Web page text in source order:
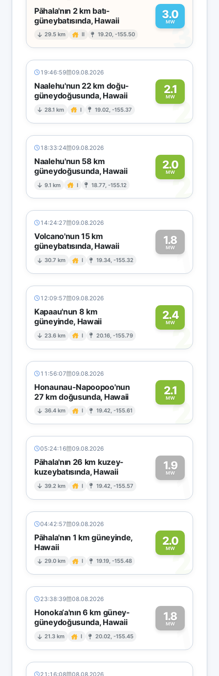
Pāhala'nın 2 km batı-
güneybatısında, Hawaii
29.5 km II 19.20, -155.50
3.0
MW
3
19:46:59 09.08.2026
Naalehu'nun 22 km doğu-
güneydoğusunda, Hawaii
28.1 km I 19.02, -155.37
2.1
MW
2
18:33:24 09.08.2026
Naalehu'nun 58 km
güneydoğusunda, Hawaii
9.1 km I 18.77, -155.12
2.0
MW2
14:24:27 09.08.2026
Volcano'nun 15 km
güneybatısında, Hawaii
30.7 km I 19.34, -155.32
1.8
MW1
12:09:57 09.08.2026
Kapaau'nun 8 km
güneyinde, Hawaii
23.6 km I 20.16, -155.79
2.4
MW2
11:56:07 09.08.2026
Honaunau-Napoopoo'nun
27 km doğusunda, Hawaii
36.4 km I 19.42, -155.61
2.1
MW2
05:24:16 09.08.2026
Pāhala'nın 26 km kuzey-
kuzeybatısında, Hawaii
39.2 km I 19.42, -155.57
1.9
MW1
04:42:57 09.08.2026
Pāhala'nın 1 km güneyinde,
Hawaii
29.0 km I 19.19, -155.48
2.0
MW2
23:38:39 08.08.2026
Honoka‘a'nın 6 km güney-
güneydoğusunda, Hawaii
21.3 km I 20.02, -155.45
1.8
MW1
21:16:08 08.08.2026